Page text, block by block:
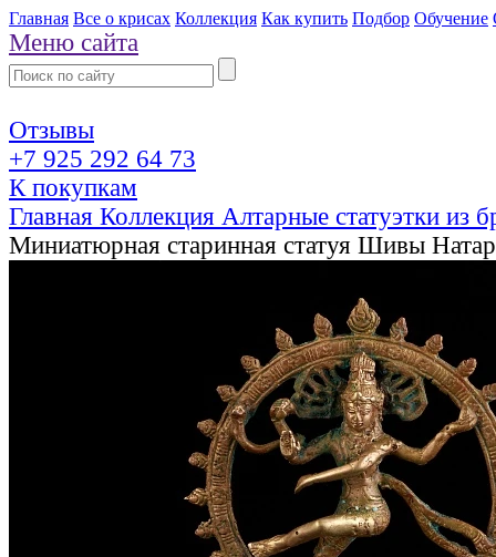
Главная Все о крисах Коллекция Как купить Подбор Обучение
Меню сайта
Отзывы
+7 925 292 64 73
К покупкам
Главная Коллекция Алтарные статуэтки из
Миниатюрная старинная статуя Шивы